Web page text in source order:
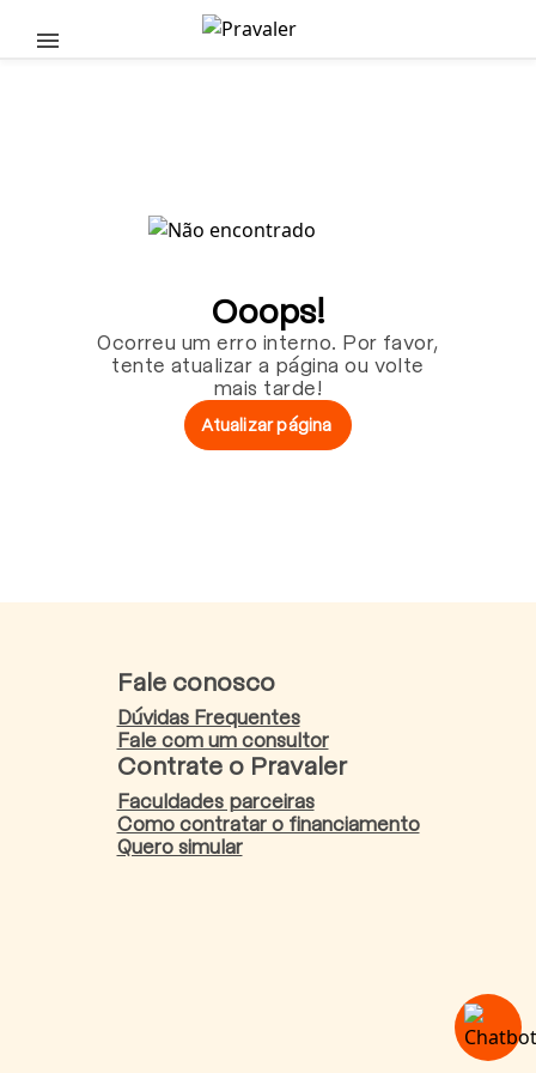
Pular para o conteúdo principal
Ooops!
Ocorreu um erro interno. Por favor,
tente atualizar a página ou volte
mais tarde!
Atualizar página
Fale conosco
Dúvidas Frequentes
Fale com um consultor
Contrate o Pravaler
Faculdades parceiras
Como contratar o financiamento
Quero simular